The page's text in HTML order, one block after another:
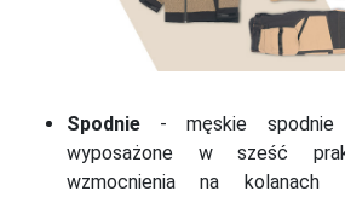
Spodnie - męskie
wyposażone w sześć
wzmocnienia na kolanach